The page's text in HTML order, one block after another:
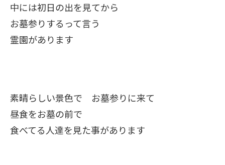
中には初日の出を見てから
お墓参りするって言う
霊園があります
素晴らしい景色で お墓参りに来て
昼食をお墓の前で
食べてる人達を見た事があります